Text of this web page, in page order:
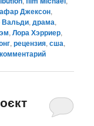
Джексон,
,драма,
,Лора Хэрриер,
,рецензия,сша,